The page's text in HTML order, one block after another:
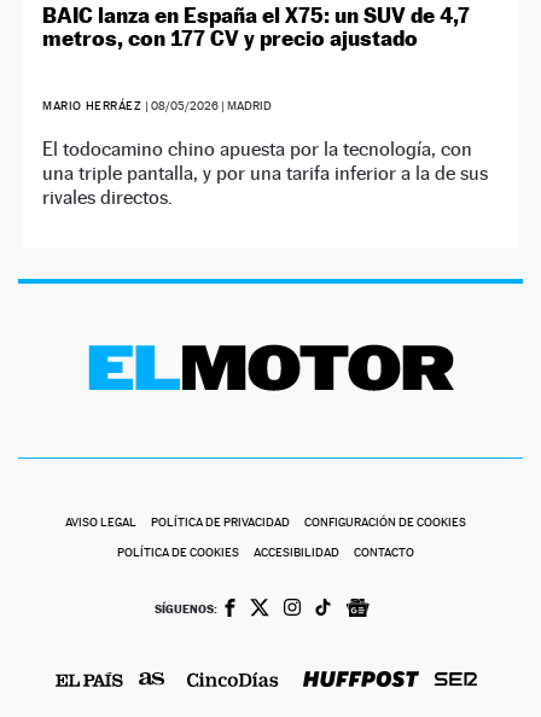
BAIC lanza en España el X75: un SUV de 4,7
metros, con 177 CV y precio ajustado
MARIO HERRÁEZ | 08/05/2026| MADRID
El todocamino chino apuesta por la tecnología, con
una triple pantalla, y por una tarifa inferior a la de sus
rivales directos.
AVISO LEGAL POLÍTICA DE PRIVACIDAD CONFIGURACIÓN DE COOKIES
POLÍTICA DE COOKIES ACCESIBILIDAD CONTACTO
SÍGUENOS: